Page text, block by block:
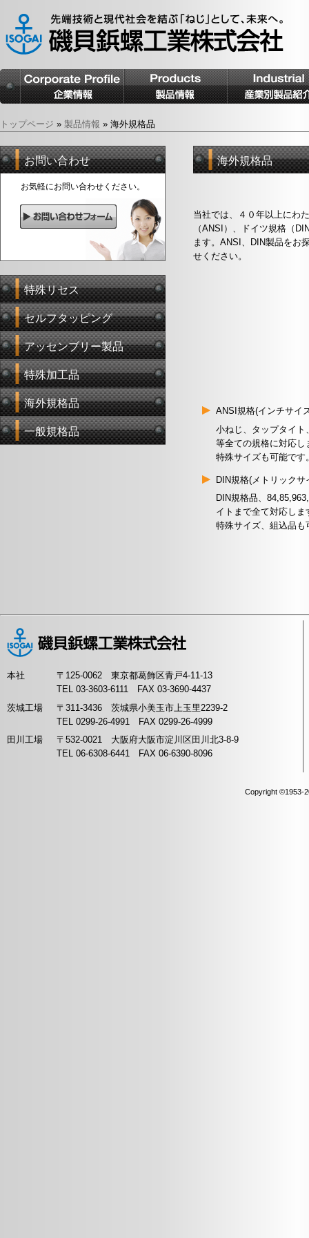
トップページ » 製品情報 » 海外規格品
海外規格品
当社では、４０年以上にわ
（ANSI）、ドイツ規格（
ます。ANSI、DIN製品をお
せください。
ANSI規格(インチサイ
小ねじ、タップタイ
等全ての規格に対応し
特殊サイズも可能です
DIN規格(メトリック
DIN規格品、
イトまで全て対応しま
特殊サイズ、組込品も
お問い合わせ
お気軽にお問い合わせください。
特殊リセス
セルフタッピング
アッセンブリー製品
特殊加工品
海外規格品
一般規格品
本社
〒125-0062 東京都葛飾区青戸4-11-13
TEL 03-3603-6111 FAX 03-3690-4437
茨城工場
〒311-3436 茨城県小美玉市上玉里2239-2
TEL 0299-26-4991 FAX 0299-26-4999
田川工場
〒532-0021 大阪府大阪市淀川区田川北3-8-9
TEL 06-6308-6441 FAX 06-6390-8096
Copyright ©1953-